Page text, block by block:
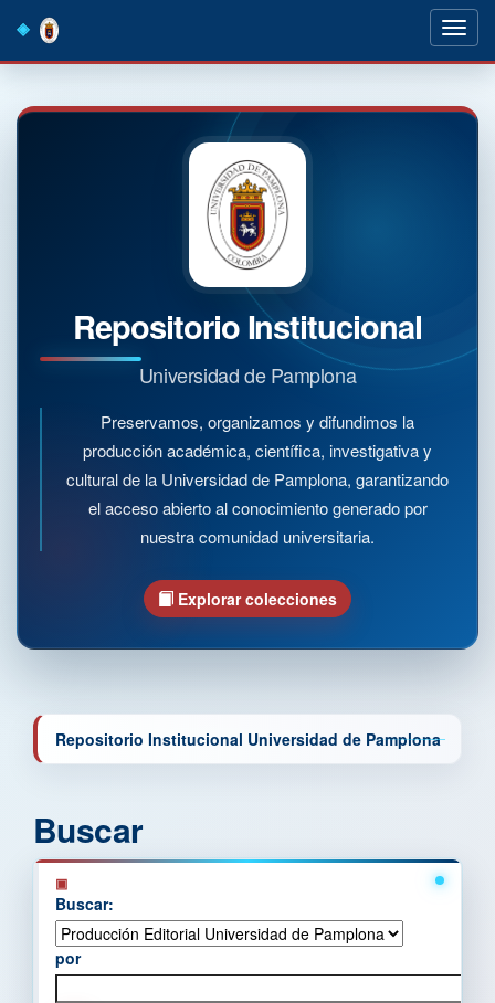
navigation
Repositorio Institucional
Universidad de Pamplona
Preservamos, organizamos y difundimos la
producción académica, científica, investigativa y
cultural de la Universidad de Pamplona, garantizando
el acceso abierto al conocimiento generado por
nuestra comunidad universitaria.
Explorar colecciones
Repositorio Institucional Universidad de Pamplona
Buscar
Buscar:
por